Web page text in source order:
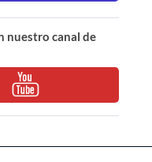
nuestro canal de